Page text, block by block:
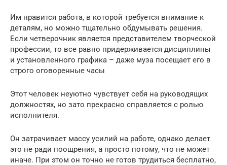
Им нравится работа, в которой требуется внимание к
деталям, но можно тщательно обдумывать решения.
Если четверочник является представителем творческой
профессии, то все равно придерживается дисциплины
и установленного графика – даже муза посещает его в
строго оговоренные часы
Этот человек неуютно чувствует себя на руководящих
должностях, но зато прекрасно справляется с ролью
исполнителя.
Он затрачивает массу усилий на работе, однако делает
это не ради поощрения, а просто потому, что не может
иначе. При этом он точно не готов трудиться бесплатно,